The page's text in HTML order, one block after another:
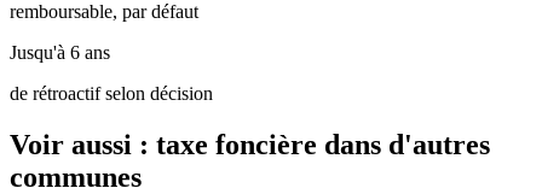
remboursable, par défaut
Jusqu'à 6 ans
de rétroactif selon décision
Voir aussi : taxe foncière dans d'autres
communes